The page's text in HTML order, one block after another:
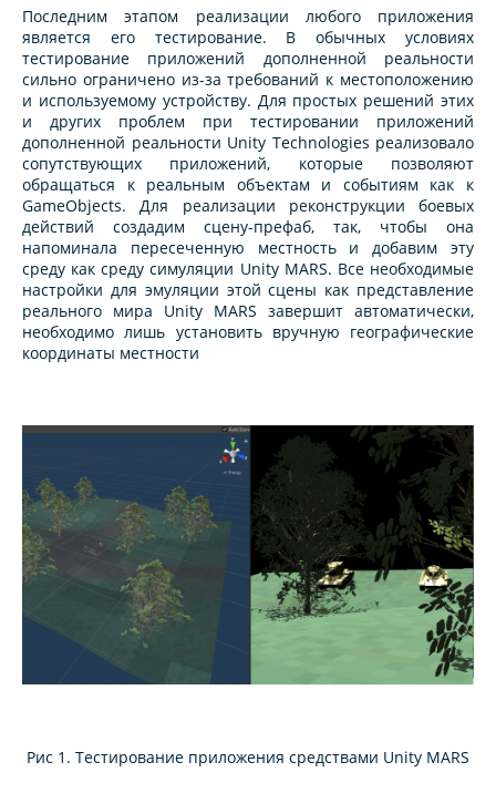
Последним этапом реализации любого приложения
является его тестирование. В обычных условиях
тестирование приложений дополненной реальности
сильно ограничено из-за требований к местоположению
и используемому устройству. Для простых решений этих
и других проблем при тестировании приложений
дополненной реальности Unity Technologies реализовало
сопутствующих приложений, которые позволяют
обращаться к реальным объектам и событиям как к
GameObjects. Для реализации реконструкции боевых
действий создадим сцену-префаб, так, чтобы она
напоминала пересеченную местность и добавим эту
среду как среду симуляции Unity MARS. Все необходимые
настройки для эмуляции этой сцены как представление
реального мира Unity MARS завершит автоматически,
необходимо лишь установить вручную географические
координаты местности
Рис 1. Тестирование приложения средствами Unity MARS